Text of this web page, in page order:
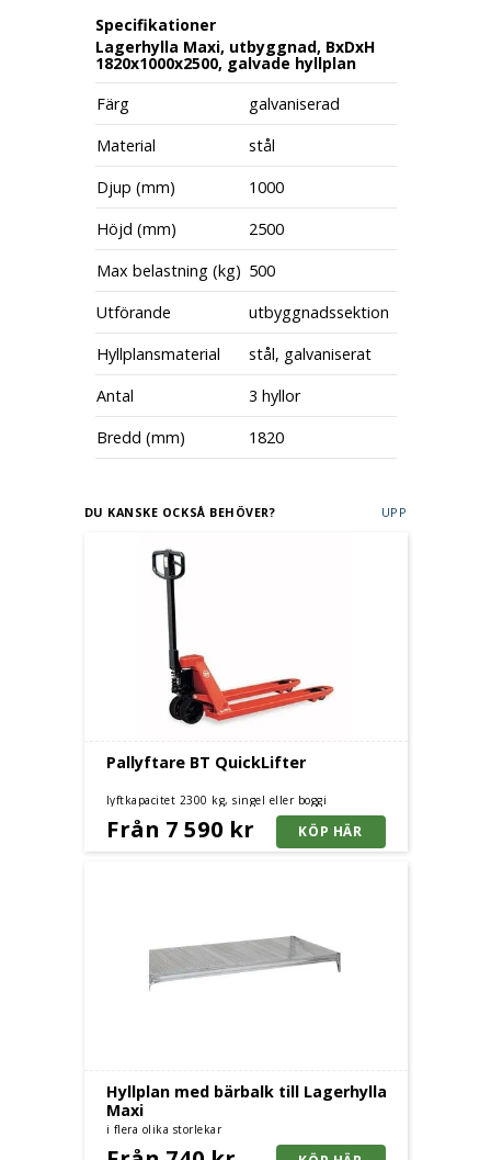
Specifikationer
Lagerhylla Maxi, utbyggnad, BxDxH
1820x1000x2500, galvade hyllplan
Färg
galvaniserad
Material
stål
Djup (mm)
1000
Höjd (mm)
2500
Max belastning (kg) 500
Utförande
utbyggnadssektion
Hyllplansmaterial
stål, galvaniserat
Antal
3 hyllor
Bredd (mm)
1820
DU KANSKE OCKSÅ BEHÖVER? UPP
Pallyftare BT QuickLifter
lyftkapacitet 2300 kg, singel eller boggi
Från 7 590 kr
Hyllplan med bärbalk till Lagerhylla
Maxi
i flera olika storlekar